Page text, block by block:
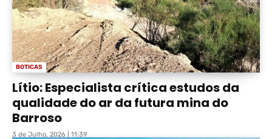
BOTICAS
Lítio: Especialista crítica estudos da
qualidade do ar da futura mina do
Barroso
3 de Julho, 2026 | 11:39